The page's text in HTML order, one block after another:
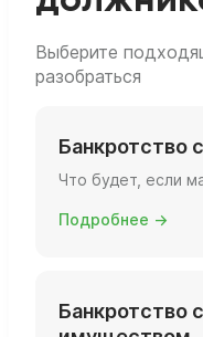
Выберите
разобраться
Банкротство
Что будет, если
Подробнее →
Банкротство